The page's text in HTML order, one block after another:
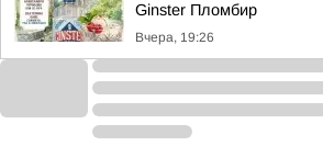
Ginster Пломбир
Вчера, 19:26